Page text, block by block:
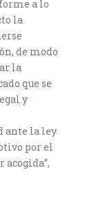
a lo
la
de modo
la
que se
y
ante la ley
por el
acogida”,